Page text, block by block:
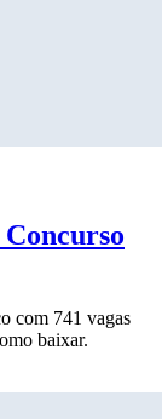
com 741 vagas
baixar.